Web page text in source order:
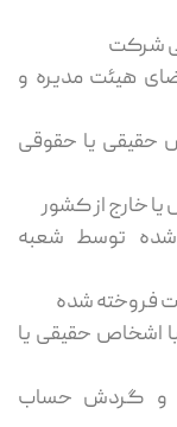
شرکت
هیئت ‌مدیره و
حقیقی یا حقوقی
یا خارج از کشور
توسط شعبه
فروخته‌ شده
اشخاص حقیقی یا
و گردش حساب